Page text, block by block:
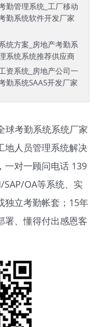
勤管理系统_工厂移动
勤系统软件开发厂家
统方案_房地产考勤系
系统系统推荐供应商
资系统_房地产公司一
勤系统SAAS开发厂家
球考勤系统系统厂家
地人员管理系统解决
一对一顾问电话 139
OA等系统、实
独立考勤帐套；15年
署、懂得付出感恩客